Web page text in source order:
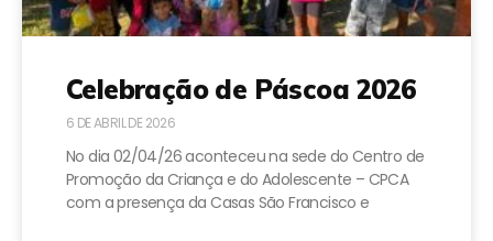
Celebração de Páscoa 2026
6 DE ABRIL DE 2026
No dia 02/04/26 aconteceu na sede do Centro de
Promoção da Criança e do Adolescente – CPCA
com a presença da Casas São Francisco e